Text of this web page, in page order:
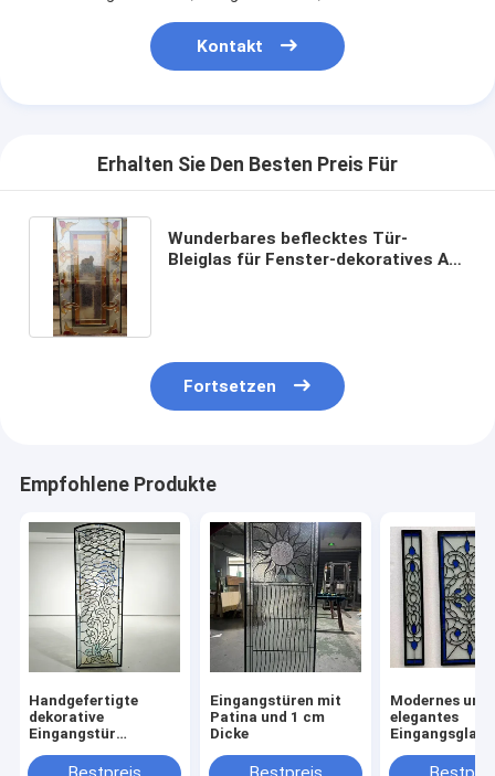
Kontakt
Erhalten Sie Den Besten Preis Für
Wunderbares beflecktes Tür-
Bleiglas für Fenster-dekoratives Art
Fortsetzen
Empfohlene Produkte
Handgefertigte
dekorative
Eingangstür
komplexem Design
Eingangstüren mit
Patina und 1 cm
Dicke
Modernes und
elegantes
Eingangsglas
Unternehmens